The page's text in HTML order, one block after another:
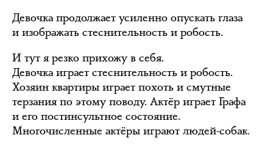
Девочка продолжает усиленно опускать глаза
и изображать стеснительность и робость.
И тут я резко прихожу в себя.
Девочка играет стеснительность и робость.
Хозяин квартиры играет похоть и смутные
терзания по этому поводу. Актёр играет Графа
и его постинсультное состояние.
Многочисленные актёры играют людей-собак.